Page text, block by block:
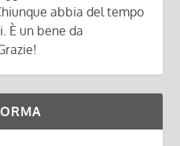
abbia del tempo
È un bene da